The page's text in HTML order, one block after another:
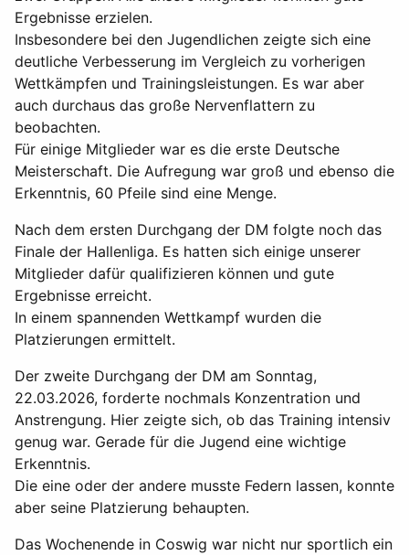
Ergebnisse erzielen.
Insbesondere bei den Jugendlichen zeigte sich eine
deutliche Verbesserung im Vergleich zu vorherigen
Wettkämpfen und Trainingsleistungen. Es war aber
auch durchaus das große Nervenflattern zu
beobachten.
Für einige Mitglieder war es die erste Deutsche
Meisterschaft. Die Aufregung war groß und ebenso die
Erkenntnis, 60 Pfeile sind eine Menge.
Nach dem ersten Durchgang der DM folgte noch das
Finale der Hallenliga. Es hatten sich einige unserer
Mitglieder dafür qualifizieren können und gute
Ergebnisse erreicht.
In einem spannenden Wettkampf wurden die
Platzierungen ermittelt.
Der zweite Durchgang der DM am Sonntag,
22.03.2026, forderte nochmals Konzentration und
Anstrengung. Hier zeigte sich, ob das Training intensiv
genug war. Gerade für die Jugend eine wichtige
Erkenntnis.
Die eine oder der andere musste Federn lassen, konnte
aber seine Platzierung behaupten.
Das Wochenende in Coswig war nicht nur sportlich ein